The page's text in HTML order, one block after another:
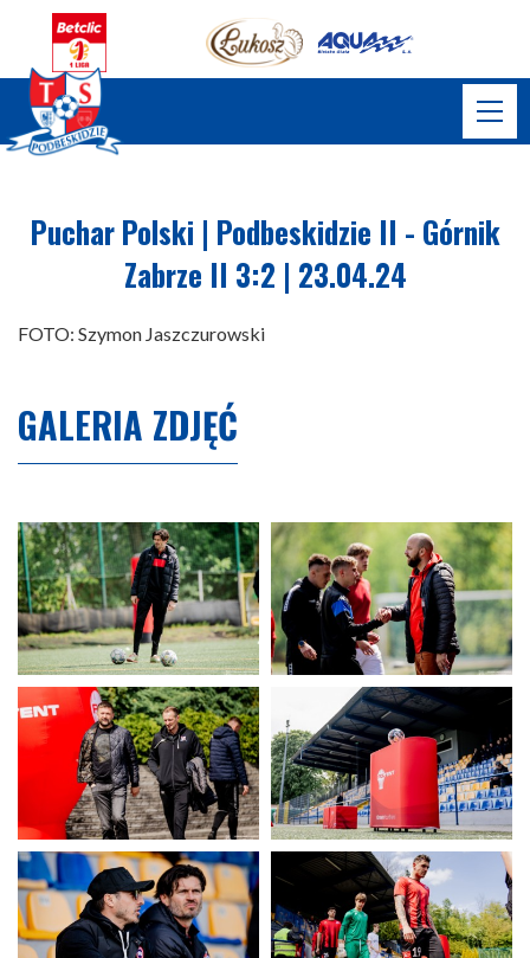
Puchar Polski | Podbeskidzie II - Górnik
Zabrze II 3:2 | 23.04.24
FOTO: Szymon Jaszczurowski
GALERIA ZDJĘĆ